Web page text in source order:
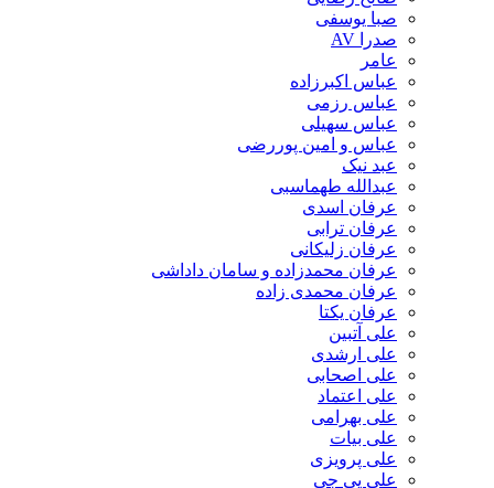
صبا یوسفی
صدرا AV
عامر
عباس اکبرزاده
عباس رزمی
عباس سهیلی
عباس و امین پوررضی
عبد نیک
عبدالله طهماسبی‎
عرفان اسدی
عرفان ترابی
عرفان زلیکانی
عرفان محمدزاده و سامان داداشی
عرفان محمدی زاده
عرفان یکتا
علی آتبین
علی ارشدی
علی اصحابی
علی اعتماد
علی بهرامی
علی بیات
علی پرویزی
علی پی جی